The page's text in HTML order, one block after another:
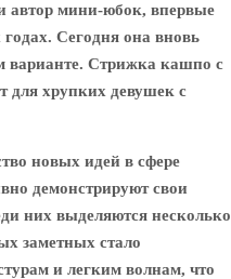
автор мини-юбок, впервые
годах. Сегодня она вновь
варианте. Стрижка кашпо с
для хрупких девушек с
новых идей в сфере
демонстрируют свои
них выделяются несколько
заметных стало
и легким волнам, что